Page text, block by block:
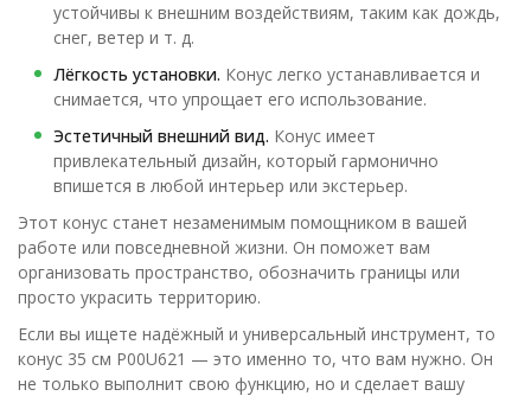
устойчивы к внешним воздействиям, таким как дождь,
снег, ветер и т. д.
Лёгкость установки. Конус легко устанавливается и
снимается, что упрощает его использование.
Эстетичный внешний вид. Конус имеет
привлекательный дизайн, который гармонично
впишется в любой интерьер или экстерьер.
Этот конус станет незаменимым помощником в вашей
работе или повседневной жизни. Он поможет вам
организовать пространство, обозначить границы или
просто украсить территорию.
Если вы ищете надёжный и универсальный инструмент, то
конус 35 см P00U621 — это именно то, что вам нужно. Он
не только выполнит свою функцию, но и сделает вашу